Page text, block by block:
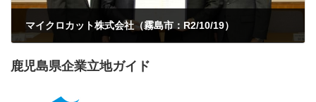
マイクロカット株式会社（霧島市：R2/10/19）
鹿児島県企業立地ガイド